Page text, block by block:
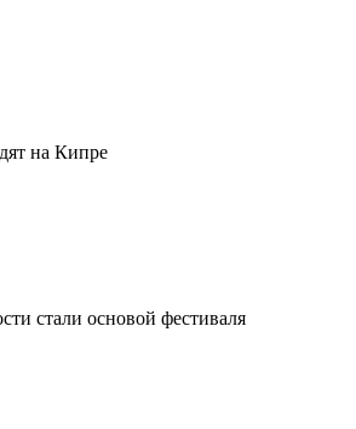
на Кипре
стали основой фестиваля